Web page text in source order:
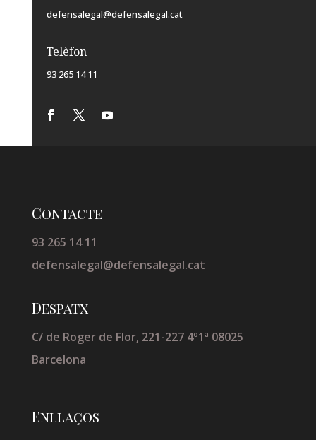
defensalegal@defensalegal.cat
Telèfon
93 265 14 11
Contacte
93 265 14 11
defensalegal@defensalegal.cat
Despatx
C/ de Roger de Flor, 221-227 4º1ª 08025
Barcelona
Enllaços